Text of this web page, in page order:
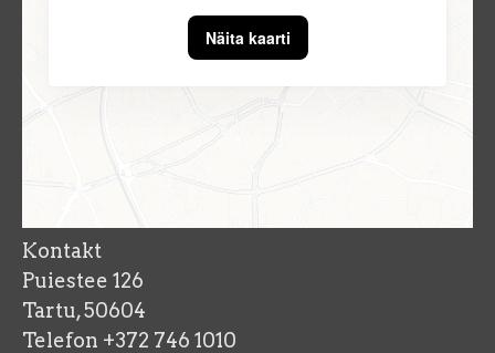
Näita kaarti
Kontakt
Puiestee 126
Tartu, 50604
Telefon +372 746 1010